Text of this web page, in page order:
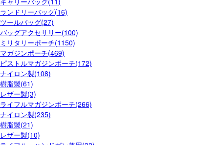
ランドリーバッグ(16)
ツールバッグ(27)
バッグアクセサリー(100)
ミリタリーポーチ(1150)
マガジンポーチ(469)
ピストルマガジンポーチ(172)
ナイロン製(108)
樹脂製(61)
レザー製(3)
ライフルマガジンポーチ(266)
ナイロン製(235)
樹脂製(21)
レザー製(10)